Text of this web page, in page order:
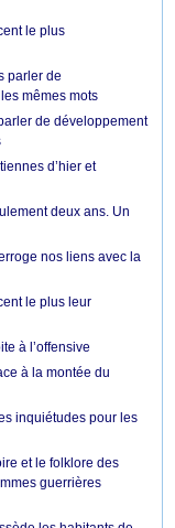
le plus
parler de
mêmes mots
de développement
d’hier et
deux ans. Un
nos liens avec la
le plus leur
à l’offensive
à la montée du
inquiétudes pour les
et le folklore des
guerrières